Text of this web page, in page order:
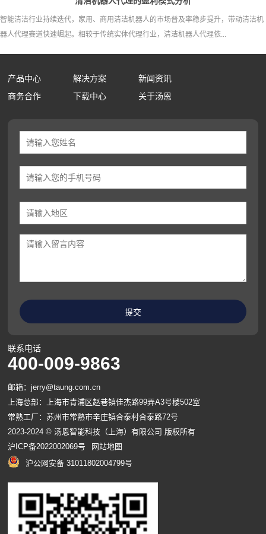
智能清洁行业持续迭代，家用、商用清洁机器人的市场普及率稳步提升，带动清洁机
器人代理赛道快速崛起。相较于传统实体代理行业，清洁机器人代理依...
产品中心 解决方案
新闻资讯
商务合作
下载中心 关于汤恩
联系电话
400-009-9863
邮箱：jerry@taung.com.cn
上海总部：上海市青浦区赵巷镇佳杰路99弄A3号楼502室
常熟工厂：苏州市常熟市辛庄镇合泰村合泰路72号
2023-2024 © 汤恩智能科技（上海）有限公司 版权所有
沪ICP备2022002069号
网站地图
沪公网安备 31011802004799号